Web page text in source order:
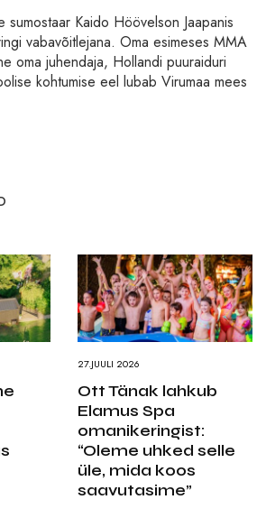
sumostaar Kaido Höövelson Jaapanis
vabavõitlejana. Oma esimeses MMA
oma juhendaja, Hollandi puuraiduri
kohtumise eel lubab Virumaa mees
27.JUULI 2026
Ott Tänak lahkub
Elamus Spa
omanikeringist:
“Oleme uhked selle
üle, mida koos
saavutasime”